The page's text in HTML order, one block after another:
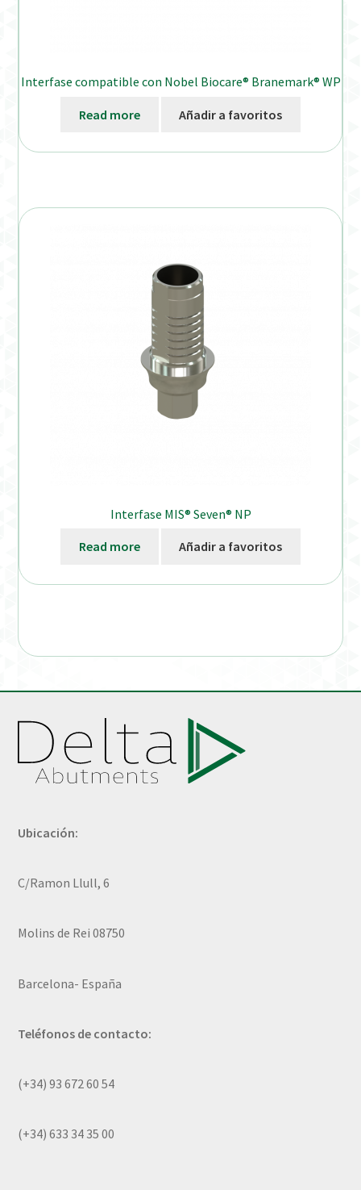
Interfase compatible con Nobel Biocare® Branemark® WP
Read more Añadir a favoritos
Interfase MIS® Seven® NP
Read more Añadir a favoritos
Ubicación:
C/Ramon Llull, 6
Molins de Rei 08750
Barcelona- España
Teléfonos de contacto:
(+34) 93 672 60 54
(+34) 633 34 35 00